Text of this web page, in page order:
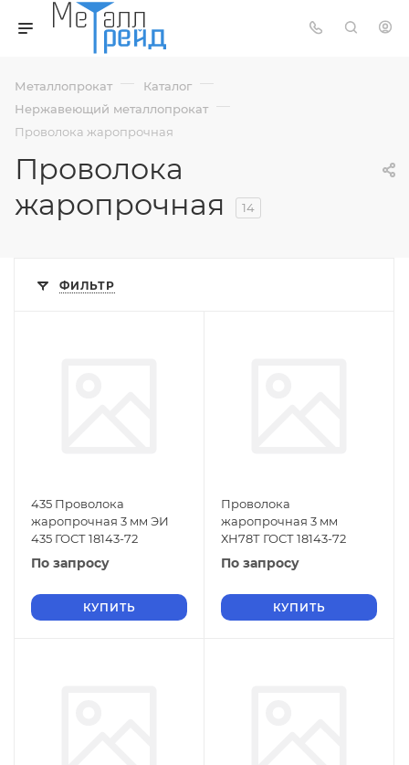
Металлопрокат — Каталог —
Нержавеющий металлопрокат —
Проволока жаропрочная
Проволока
жаропрочная
14
ФИЛЬТР
435 Проволока
жаропрочная 3 мм ЭИ
435 ГОСТ 18143-72
По запросу
КУПИТЬ
Проволока
жаропрочная 3 мм
ХН78Т ГОСТ 18143-72
По запросу
КУПИТЬ